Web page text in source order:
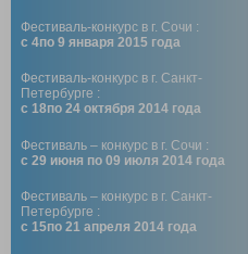
Фестиваль-конкурс в г. Сочи :
с 4по 9 января 2015 года
Фестиваль-конкурс в г. Санкт-
Петербурге :
с 18по 24 октября 2014 года
Фестиваль – конкурс в г. Сочи :
с 29 июня по 09 июля 2014 года
Фестиваль – конкурс в г. Санкт-
Петербурге :
с 15по 21 апреля 2014 года